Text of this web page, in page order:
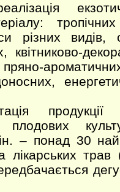
різних видів,
квітниково-
плодових
– понад 30
лікарських трав